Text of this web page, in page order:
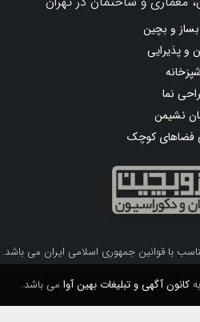
و بچین
و پذیرایی
نما
نشیمن
فضاهای کوچک
با قوانین جمهوری اسلامی ایران می باشد.
کانون آگهی و تبلیغات بهین آوامی باشد.